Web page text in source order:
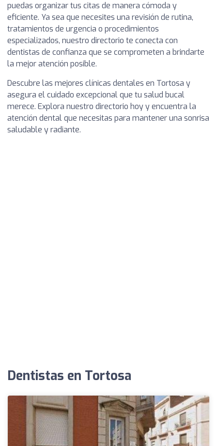
puedas organizar tus citas de manera cómoda y
eficiente. Ya sea que necesites una revisión de rutina,
tratamientos de urgencia o procedimientos
especializados, nuestro directorio te conecta con
dentistas de confianza que se comprometen a brindarte
la mejor atención posible.
Descubre las mejores clínicas dentales en Tortosa y
asegura el cuidado excepcional que tu salud bucal
merece. Explora nuestro directorio hoy y encuentra la
atención dental que necesitas para mantener una sonrisa
saludable y radiante.
Dentistas en Tortosa